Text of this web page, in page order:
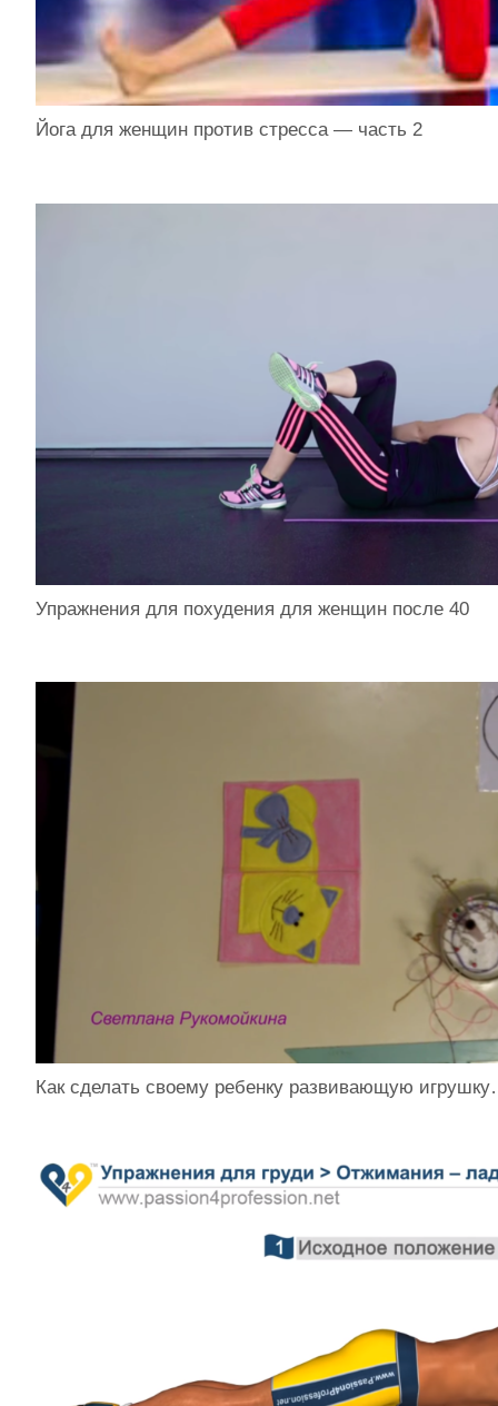
Йога для женщин против стресса — часть 2
Упражнения для похудения для женщин после 40
Как сделать своему ребенку развивающую